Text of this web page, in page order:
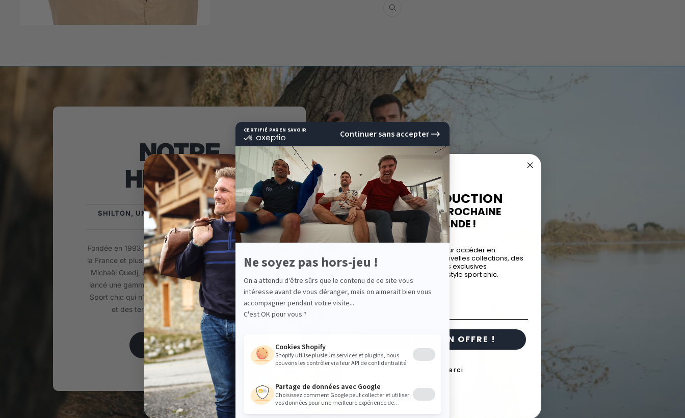
Zoom
NOTRE
HISTOIRE
SHILTON, UNE MARQUE SPORTSWEAR BIEN
FRANÇAISE !
Fondée en 1993, la Marque Shilton est issue du Sud de
la France et plus précisément du Biterrois. Son créateur
Michaël Guedj, enfant du pays passionné de sports a
lancé une gamme de Prêt-à-porter Masculine orientée
Sport chic qui n’a de cesse d’évoluer au gré du temps
et des tendances depuis plus de 25 ans.
EN SAVOIR PLUS
10%DE RÉDUCTION
SUR VOTRE PROCHAINE
COMMANDE !
Inscrivez-vous pour accéder en
avant-première à nos nouvelles collections, des
offres spéciales exclusives
et des conseils de style sport chic.
JE VEUX MON OFFRE !
Non, merci